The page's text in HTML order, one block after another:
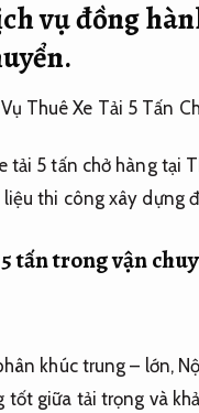
vụ đồng
tải 5 tấn chở hàng tại
liệu thi công xây dựng
tấn trong vận
khúc trung – lớn,
tốt giữa tải trọng và